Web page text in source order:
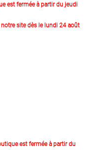
est fermée à partir du jeudi
site dès le lundi 24 août
est fermée à partir du